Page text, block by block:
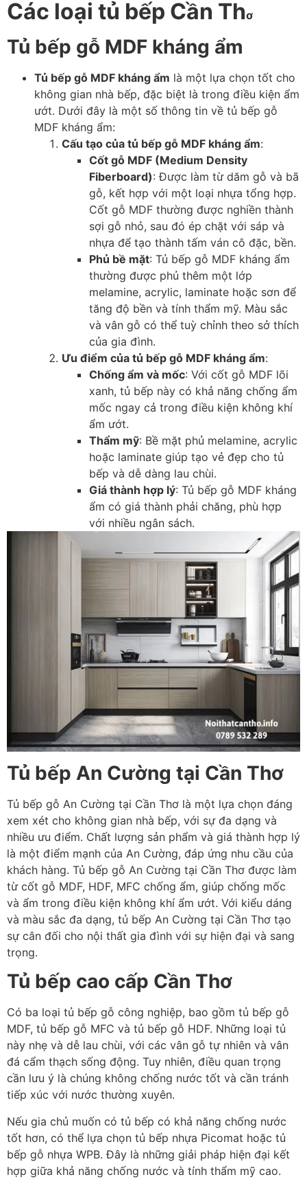
Các loại tủ bếp Cần Thơ
Tủ bếp gỗ MDF kháng ẩm
Tủ bếp gỗ MDF kháng ẩm là một lựa chọn tốt cho
không gian nhà bếp, đặc biệt là trong điều kiện ẩm
ướt. Dưới đây là một số thông tin về tủ bếp gỗ
MDF kháng ẩm:
Cấu tạo của tủ bếp gỗ MDF kháng ẩm:
Cốt gỗ MDF (Medium Density
Fiberboard): Được làm từ dăm gỗ và bã
gỗ, kết hợp với một loại nhựa tổng hợp.
Cốt gỗ MDF thường được nghiền thành
sợi gỗ nhỏ, sau đó ép chặt với sáp và
nhựa để tạo thành tấm ván cô đặc, bền.
Phủ bề mặt: Tủ bếp gỗ MDF kháng ẩm
thường được phủ thêm một lớp
melamine, acrylic, laminate hoặc sơn để
tăng độ bền và tính thẩm mỹ. Màu sắc
và vân gỗ có thể tuỳ chỉnh theo sở thích
của gia đình.
Ưu điểm của tủ bếp gỗ MDF kháng ẩm:
Chống ẩm và mốc: Với cốt gỗ MDF lõi
xanh, tủ bếp này có khả năng chống ẩm
mốc ngay cả trong điều kiện không khí
ẩm ướt.
Thẩm mỹ: Bề mặt phủ melamine, acrylic
hoặc laminate giúp tạo vẻ đẹp cho tủ
bếp và dễ dàng lau chùi.
Giá thành hợp lý: Tủ bếp gỗ MDF kháng
ẩm có giá thành phải chăng, phù hợp
với nhiều ngân sách.
Tủ bếp An Cường tại Cần Thơ
Tủ bếp gỗ An Cường tại Cần Thơ là một lựa chọn đáng
xem xét cho không gian nhà bếp, với sự đa dạng và
nhiều ưu điểm. Chất lượng sản phẩm và giá thành hợp lý
là một điểm mạnh của An Cường, đáp ứng nhu cầu của
khách hàng. Tủ bếp gỗ An Cường tại Cần Thơ được làm
từ cốt gỗ MDF, HDF, MFC chống ẩm, giúp chống mốc
và ẩm trong điều kiện không khí ẩm ướt. Với kiểu dáng
và màu sắc đa dạng, tủ bếp An Cường tại Cần Thơ tạo
sự cân đối cho nội thất gia đình với sự hiện đại và sang
trọng.
Tủ bếp cao cấp Cần Thơ
Có ba loại tủ bếp gỗ công nghiệp, bao gồm tủ bếp gỗ
MDF, tủ bếp gỗ MFC và tủ bếp gỗ HDF. Những loại tủ
này nhẹ và dễ lau chùi, với các vân gỗ tự nhiên và vân
đá cẩm thạch sống động. Tuy nhiên, điều quan trọng
cần lưu ý là chúng không chống nước tốt và cần tránh
tiếp xúc với nước thường xuyên.
Nếu gia chủ muốn có tủ bếp có khả năng chống nước
tốt hơn, có thể lựa chọn tủ bếp nhựa Picomat hoặc tủ
bếp gỗ nhựa WPB. Đây là những giải pháp hiện đại kết
hợp giữa khả năng chống nước và tính thẩm mỹ cao.